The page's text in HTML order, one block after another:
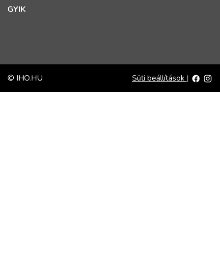
GYIK
© IHO.HU Süti beállítások |